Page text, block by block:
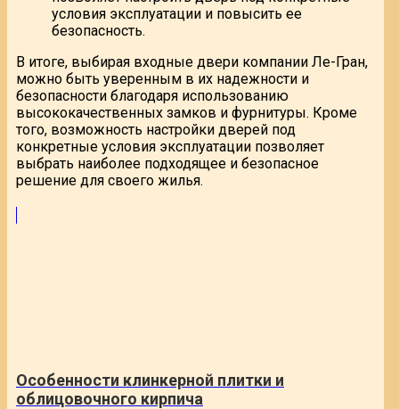
условия эксплуатации и повысить ее
безопасность.
В итоге, выбирая входные двери компании Ле-Гран,
можно быть уверенным в их надежности и
безопасности благодаря использованию
высококачественных замков и фурнитуры. Кроме
того, возможность настройки дверей под
конкретные условия эксплуатации позволяет
выбрать наиболее подходящее и безопасное
решение для своего жилья.
Особенности клинкерной плитки и
облицовочного кирпича